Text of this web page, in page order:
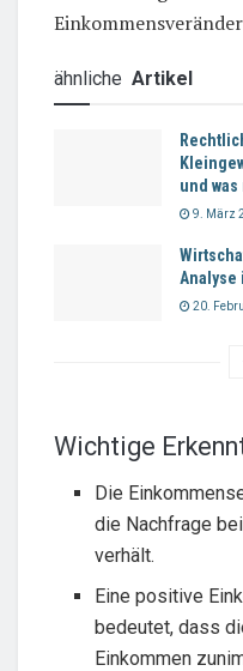
ähnliche Artikel
und
9. März
Analyse
20.
Wichtige
Die
die Nachfrage
verhält.
Eine positive
bedeutet, dass
Einkommen